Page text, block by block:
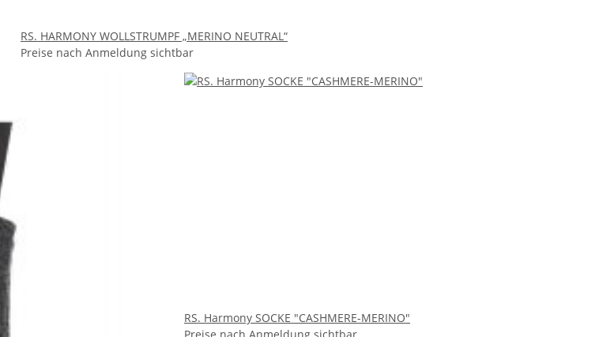
RS. HARMONY WOLLSTRUMPF „MERINO NEUTRAL“
Preise nach Anmeldung sichtbar
RS. Harmony SOCKE "CASHMERE-MERINO"